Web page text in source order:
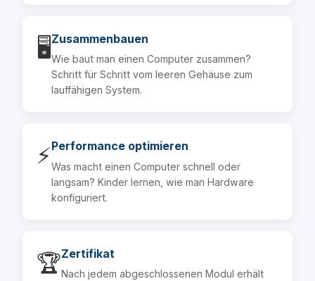
🖥️ Zusammenbauen
Wie baut man einen Computer zusammen?
Schritt für Schritt vom leeren Gehäuse zum
lauffähigen System.
⚡Performance optimieren
Was macht einen Computer schnell oder
langsam? Kinder lernen, wie man Hardware
konfiguriert.
🏆Zertifikat
Nach jedem abgeschlossenen Modul erhält